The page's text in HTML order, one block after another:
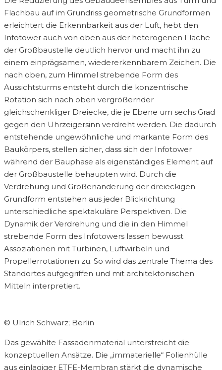
Flachbau auf im Grundriss geometrische Grundformen
erleichtert die Erkennbarkeit aus der Luft, hebt den
Infotower auch von oben aus der heterogenen Fläche
der Großbaustelle deutlich hervor und macht ihn zu
einem einprägsamen, wiedererkennbarem Zeichen. Die
nach oben, zum Himmel strebende Form des
Aussichtsturms entsteht durch die konzentrische
Rotation sich nach oben vergrößernder
gleichschenkliger Dreiecke, die je Ebene um sechs Grad
gegen den Uhrzeigersinn verdreht werden. Die dadurch
entstehende ungewöhnliche und markante Form des
Baukörpers, stellen sicher, dass sich der Infotower
während der Bauphase als eigenständiges Element auf
der Großbaustelle behaupten wird. Durch die
Verdrehung und Größenänderung der dreieckigen
Grundform entstehen aus jeder Blickrichtung
unterschiedliche spektakuläre Perspektiven. Die
Dynamik der Verdrehung und die in den Himmel
strebende Form des Infotowers lassen bewusst
Assoziationen mit Turbinen, Luftwirbeln und
Propellerrotationen zu. So wird das zentrale Thema des
Standortes aufgegriffen und mit architektonischen
Mitteln interpretiert.
© Ulrich Schwarz; Berlin
Das gewählte Fassadenmaterial unterstreicht die
konzeptuellen Ansätze. Die „immaterielle“ Folienhülle
aus einlagiger ETFE-Membran stärkt die dynamische